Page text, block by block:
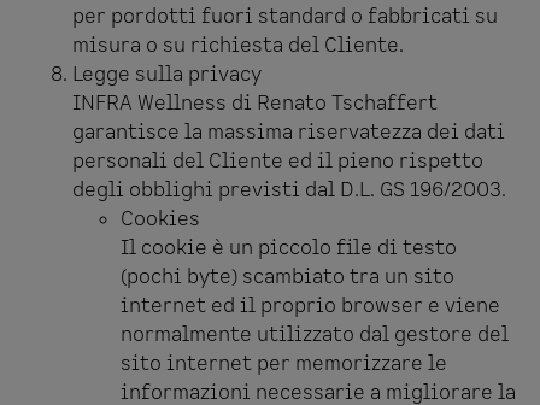
per pordotti fuori standard o fabbricati su
misura o su richiesta del Cliente.
Legge sulla privacy
INFRA Wellness di Renato Tschaffert
garantisce la massima riservatezza dei dati
personali del Cliente ed il pieno rispetto
degli obblighi previsti dal D.L. GS 196/2003.
Cookies
Il cookie è un piccolo file di testo
(pochi byte) scambiato tra un sito
internet ed il proprio browser e viene
normalmente utilizzato dal gestore del
sito internet per memorizzare le
informazioni necessarie a migliorare la